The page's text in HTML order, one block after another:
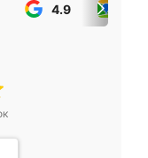
4.9